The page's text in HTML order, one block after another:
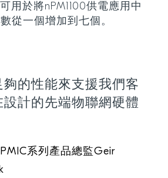
用於將nPM1100供電應用中
從一個增加到七個。
夠的性能來支援我們客
設計的先端物聯網硬體
系列產品總監Geir